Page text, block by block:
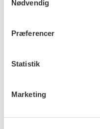
Nødvendig
Præferencer
Statistik
Marketing